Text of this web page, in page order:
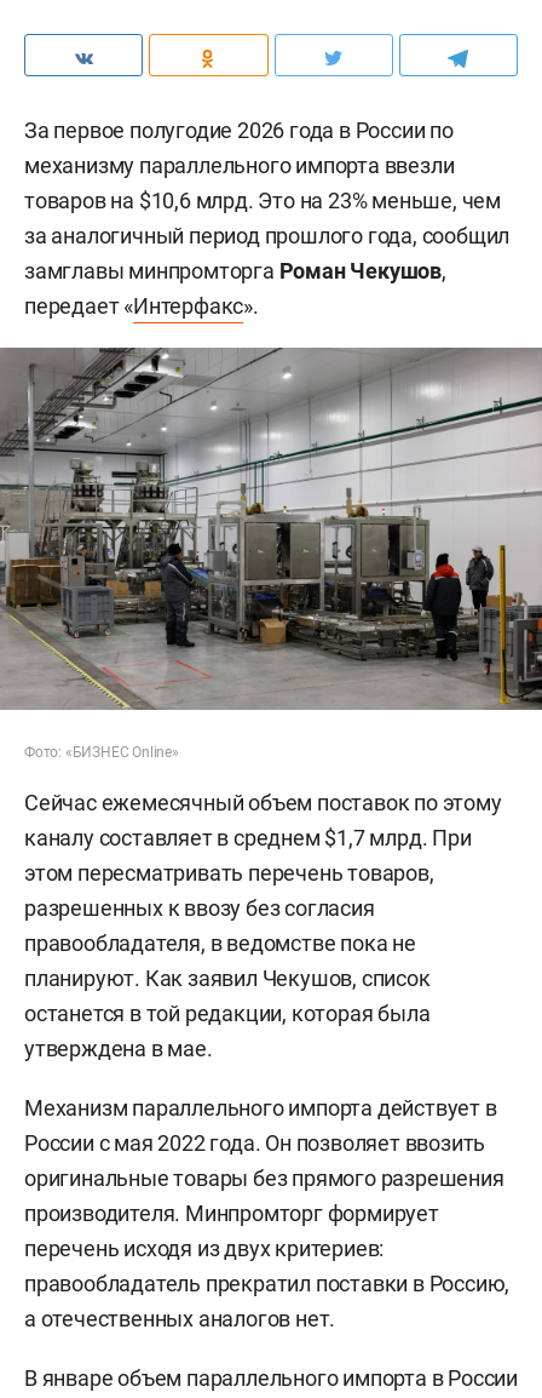
За первое полугодие 2026 года в России по
механизму параллельного импорта ввезли
товаров на $10,6 млрд. Это на 23% меньше, чем
за аналогичный период прошлого года, сообщил
замглавы минпромторга Роман Чекушов,
передает «Интерфакс».
Фото: «БИЗНЕС Online»
Сейчас ежемесячный объем поставок по этому
каналу составляет в среднем $1,7 млрд. При
этом пересматривать перечень товаров,
разрешенных к ввозу без согласия
правообладателя, в ведомстве пока не
планируют. Как заявил Чекушов, список
останется в той редакции, которая была
утверждена в мае.
Механизм параллельного импорта действует в
России с мая 2022 года. Он позволяет ввозить
оригинальные товары без прямого разрешения
производителя. Минпромторг формирует
перечень исходя из двух критериев:
правообладатель прекратил поставки в Россию,
а отечественных аналогов нет.
В январе объем параллельного импорта в России